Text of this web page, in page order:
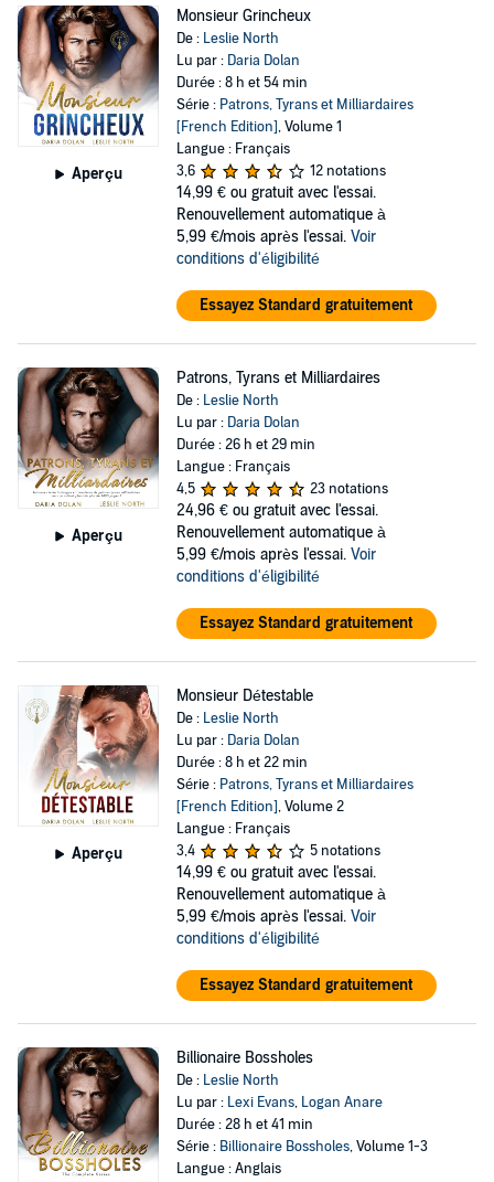
Aperçu
Monsieur Grincheux
De : Leslie North
Lu par : Daria Dolan
Durée : 8 h et 54 min
Série : Patrons, Tyrans et Milliardaires
[French Edition], Volume 1
Langue : Français
3,6
12 notations
14,99 € ou gratuit avec l'essai.
Renouvellement automatique à
5,99 €/mois après l'essai. Voir
conditions d'éligibilité
Essayez Standard gratuitement
Aperçu
Patrons, Tyrans et Milliardaires
De : Leslie North
Lu par : Daria Dolan
Durée : 26 h et 29 min
Langue : Français
4,5
23 notations
24,96 € ou gratuit avec l'essai.
Renouvellement automatique à
5,99 €/mois après l'essai. Voir
conditions d'éligibilité
Essayez Standard gratuitement
Aperçu
Monsieur Détestable
De : Leslie North
Lu par : Daria Dolan
Durée : 8 h et 22 min
Série : Patrons, Tyrans et Milliardaires
[French Edition], Volume 2
Langue : Français
3,4
5 notations
14,99 € ou gratuit avec l'essai.
Renouvellement automatique à
5,99 €/mois après l'essai. Voir
conditions d'éligibilité
Essayez Standard gratuitement
Billionaire Bossholes
De : Leslie North
Lu par : Lexi Evans, Logan Anare
Durée : 28 h et 41 min
Série : Billionaire Bossholes, Volume 1-3
Langue : Anglais